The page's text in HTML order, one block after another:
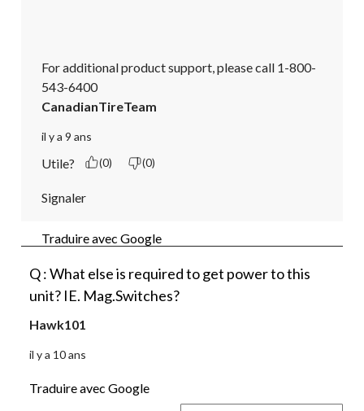
For additional product support, please call 1-800-
543-6400
CanadianTireTeam
il y a 9 ans
Utile? (0) (0)
Signaler
Traduire avec Google
Q : What else is required to get power to this
unit? IE. Mag.Switches?
Hawk101
il y a 10 ans
Traduire avec Google